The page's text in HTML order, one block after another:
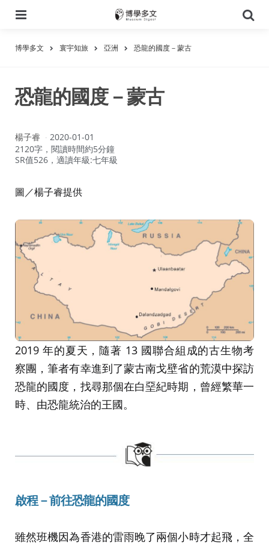
尋
博學多文 寰宇知旅 亞洲 恐龍的國度－蒙古
恐龍的國度－蒙古
作
者：
楊子睿
2020-01-01
2120字，閱讀時間約5分鐘
SR值526，適讀年級:七年級
圖／楊子睿提供
2019 年的夏天，隨著 13 國聯合組成的古生物考
察團，筆者有幸進到了蒙古南戈壁省的荒漠中探訪
恐龍的國度，找尋那個在白堊紀時期，曾經繁華一
時、由恐龍統治的王國。
啟程－前往恐龍的國度
雖然班機因為香港的雷雨晚了兩個小時才起飛，全